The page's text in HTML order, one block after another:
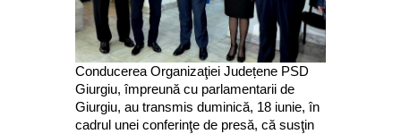
Conducerea Organizaţiei Județene PSD
Giurgiu, împreună cu parlamentarii de
Giurgiu, au transmis duminică, 18 iunie, în
cadrul unei conferinţe de presă, că susţin